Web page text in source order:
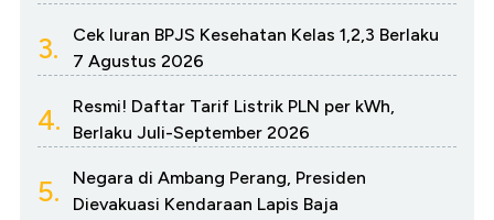
3.
Cek Iuran BPJS Kesehatan Kelas 1,2,3 Berlaku
7 Agustus 2026
4.
Resmi! Daftar Tarif Listrik PLN per kWh,
Berlaku Juli-September 2026
5.
Negara di Ambang Perang, Presiden
Dievakuasi Kendaraan Lapis Baja